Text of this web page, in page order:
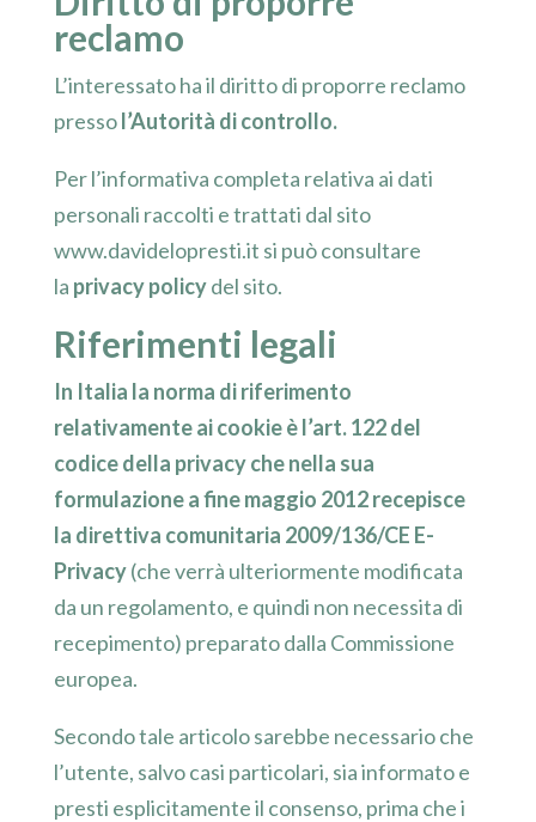
reclamo
L’interessato ha il diritto di proporre reclamo
pressol’Autorità di controllo.
Per l’informativa completa relativa ai dati
personali raccolti e trattati dal sito
www.davidelopresti.it si può consultare
la privacy policydel sito.
Riferimenti legali
In Italia la norma di riferimento
relativamente ai cookie è l’art. 122 del
codice della privacy che nella sua
formulazione a fine maggio 2012 recepisce
la direttiva comunitaria 2009/136/CE E-
Privacy(che verrà ulteriormente modificata
da un regolamento, e quindi non necessita di
recepimento) preparato dalla Commissione
europea.
Secondo tale articolo sarebbe necessario che
l’utente, salvo casi particolari, sia informato e
presti esplicitamente il consenso, prima che i